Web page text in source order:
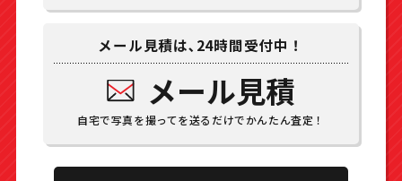
メール見積は､24時間受付中！
メール見積
自宅で写真を撮ってを送るだけでかんたん査定！